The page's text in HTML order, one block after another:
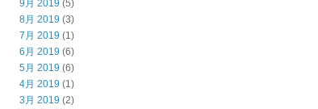
9月 2019 (5)
8月 2019 (3)
7月 2019 (1)
6月 2019 (6)
5月 2019 (6)
4月 2019 (1)
3月 2019 (2)